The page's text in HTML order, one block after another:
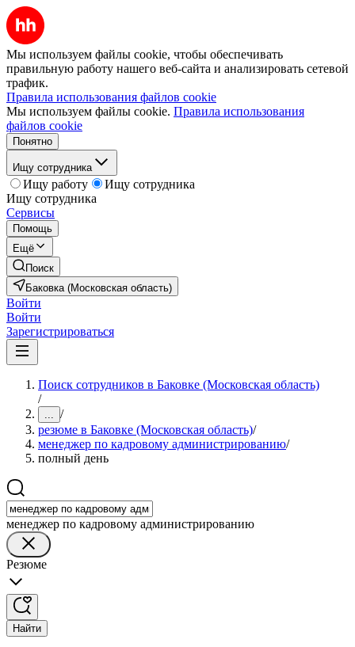
Мы используем файлы cookie, чтобы обеспечивать
правильную работу нашего веб-сайта и анализировать сетевой
трафик.
Правила использования файлов cookie
Мы используем файлы cookie. Правила использования
файлов cookie
Понятно
Ищу сотрудника
Ищу работу
Ищу сотрудника
Ищу сотрудника
Сервисы
Помощь
Ещё
Поиск
Баковка (Московская область)
Войти
Войти
Зарегистрироваться
Поиск сотрудников в Баковке (Московская область)
/
... /
резюме в Баковке (Московская область)/
менеджер по кадровому администрированию/
полный день
менеджер по кадровому администрированию
Резюме
Найти